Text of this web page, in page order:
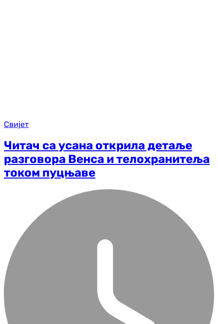
Свијет
Читач са усана открила детаље
разговора Венса и телохранитеља
током пуцњаве